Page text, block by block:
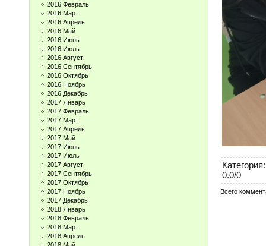
2016 Февраль
2016 Март
2016 Апрель
2016 Май
2016 Июнь
2016 Июль
2016 Август
2016 Сентябрь
2016 Октябрь
2016 Ноябрь
2016 Декабрь
2017 Январь
2017 Февраль
2017 Март
2017 Апрель
2017 Май
2017 Июнь
2017 Июль
2017 Август
2017 Сентябрь
2017 Октябрь
2017 Ноябрь
2017 Декабрь
2018 Январь
2018 Февраль
2018 Март
2018 Апрель
Категория:
0.0/0
Всего